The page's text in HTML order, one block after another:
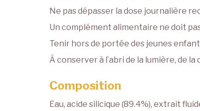
Ne pas dépasser la dose journalière
Un complément alimentaire ne doit
Tenir hors de portée des jeunes
À conserver à l’abri de la lumière, de la
Composition
Eau, acide silicique (89.4%), extrait